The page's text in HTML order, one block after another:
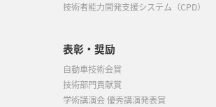
技術者能力開発支援システム（CPD）
表彰・奨励
自動車技術会賞
技術部門貢献賞
学術講演会 優秀講演発表賞